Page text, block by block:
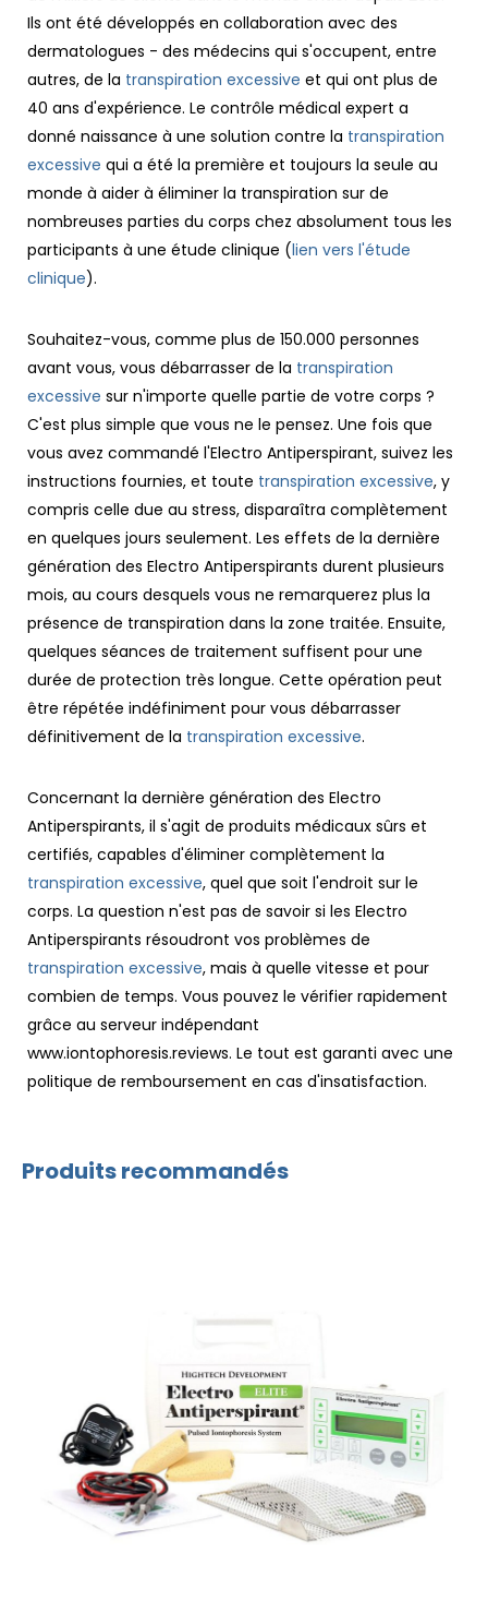
Ils ont été développés en collaboration avec des
dermatologues - des médecins qui s'occupent, entre
autres, de la transpiration excessive et qui ont plus de
40 ans d'expérience. Le contrôle médical expert a
donné naissance à une solution contre la transpiration
excessive qui a été la première et toujours la seule au
monde à aider à éliminer la transpiration sur de
nombreuses parties du corps chez absolument tous les
participants à une étude clinique (lien vers l'étude
clinique).
Souhaitez-vous, comme plus de 150.000 personnes
avant vous, vous débarrasser de la transpiration
excessive sur n'importe quelle partie de votre corps ?
C'est plus simple que vous ne le pensez. Une fois que
vous avez commandé l'Electro Antiperspirant, suivez les
instructions fournies, et toute transpiration excessive, y
compris celle due au stress, disparaîtra complètement
en quelques jours seulement. Les effets de la dernière
génération des Electro Antiperspirants durent plusieurs
mois, au cours desquels vous ne remarquerez plus la
présence de transpiration dans la zone traitée. Ensuite,
quelques séances de traitement suffisent pour une
durée de protection très longue. Cette opération peut
être répétée indéfiniment pour vous débarrasser
définitivement de la transpiration excessive.
Concernant la dernière génération des Electro
Antiperspirants, il s'agit de produits médicaux sûrs et
certifiés, capables d'éliminer complètement la
transpiration excessive, quel que soit l'endroit sur le
corps. La question n'est pas de savoir si les Electro
Antiperspirants résoudront vos problèmes de
transpiration excessive, mais à quelle vitesse et pour
combien de temps. Vous pouvez le vérifier rapidement
grâce au serveur indépendant
www.iontophoresis.reviews. Le tout est garanti avec une
politique de remboursement en cas d'insatisfaction.
Produits recommandés